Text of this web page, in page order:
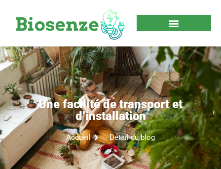
Une facilité de transport et
d’installation
Accueil Détail du blog